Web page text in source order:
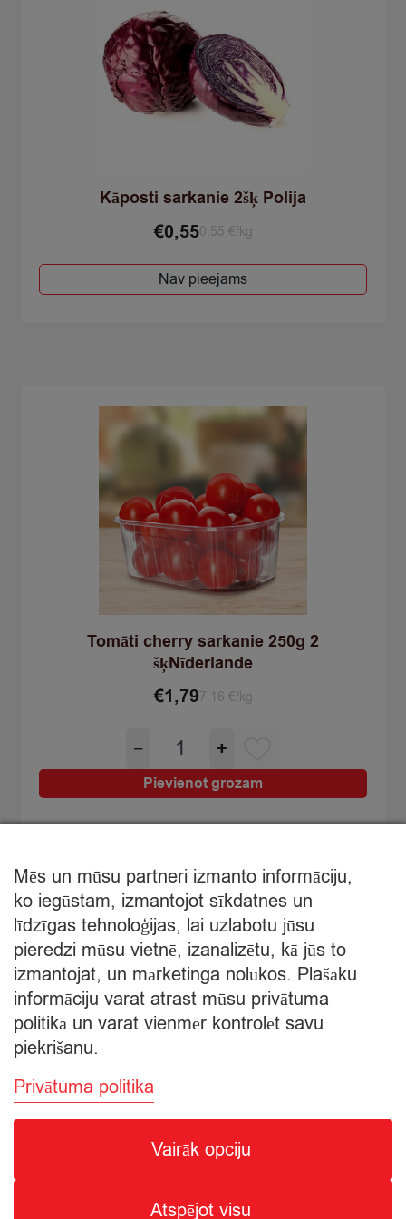
Kāposti sarkanie 2šķ Polija
€0,550.55 €/kg
Nav pieejams
Tomāti cherry sarkanie 250g 2
šķNīderlande
€1,797.16 €/kg
−
Tomāti
cherry
sarkanie
250g
2
quantity
+
Pievienot grozam
Mans pasūtījums
Grozā nav produktu
© Citro Ventspils 2026
SPECIĀLĀ ATĻAUJA ALKOHOLISKO DZĒRIENU
Mēs un mūsu partneri izmanto informāciju,
ko iegūstam, izmantojot sīkdatnes un
līdzīgas tehnoloģijas, lai uzlabotu jūsu
pieredzi mūsu vietnē, izanalizētu, kā jūs to
izmantojat, un mārketinga nolūkos. Plašāku
informāciju varat atrast mūsu privātuma
politikā un varat vienmēr kontrolēt savu
piekrišanu.
Privātuma politika
Vairāk opciju
Atspējot visu